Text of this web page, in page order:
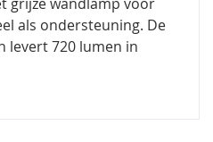
als ondersteuning. De
levert 720 lumen in